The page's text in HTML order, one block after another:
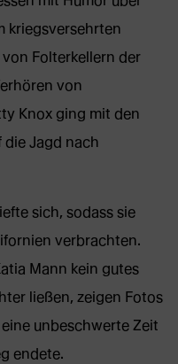
kriegsversehrten
Folterkellern der
von
Knox ging mit den
Jagd nach
sich, sodass sie
verbrachten.
Mann kein gutes
ließen, zeigen Fotos
unbeschwerte Zeit
endete.